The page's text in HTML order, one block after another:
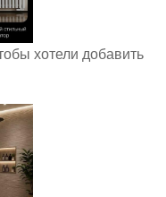
хотели добавить